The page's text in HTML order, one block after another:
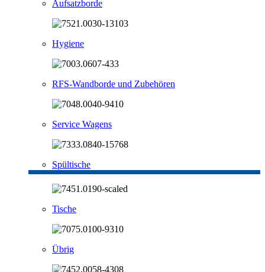
Aufsatzborde
Hygiene
RFS-Wandborde und Zubehören
Service Wagens
Spültische
Tische
Übrig